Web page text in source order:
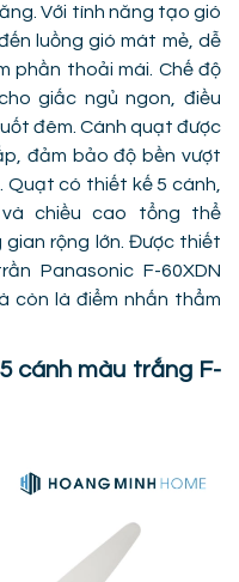
Với tính năng tạo gió
luồng gió mát mẻ, dễ
phần thoải mái. Chế độ
giấc ngủ ngon, điều
đêm. Cánh quạt được
đảm bảo độ bền vượt
Quạt có thiết kế 5 cánh,
và chiều cao tổng thể
gian rộng lớn. Được thiết
Panasonic F-60XDN
còn là điểm nhấn thẩm
cánh màu trắng F-